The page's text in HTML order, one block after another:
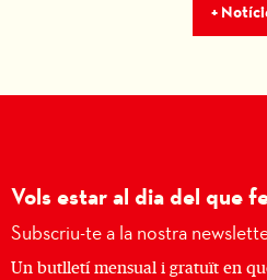
+
Vols estar al dia del que
Subscriu-te a la nostra
Un butlletí mensual i gratuït en